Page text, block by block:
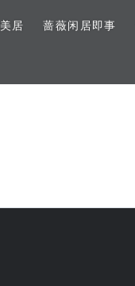
美居 蔷薇闲居即事